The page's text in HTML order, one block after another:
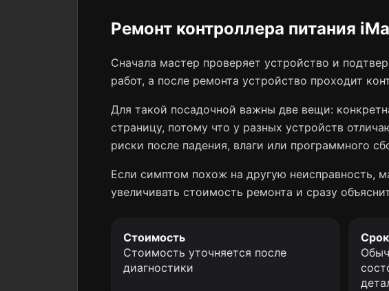
Ремонт контроллера питания
Сначала мастер проверяет устройство и
работ, а после ремонта устройство проходит
Для такой посадочной важны две вещи:
страницу, потому что у разных устройств
риски после падения, влаги или программного
Если симптом похож на другую неисправность,
увеличивать стоимость ремонта и сразу
Стоимость
Стоимость уточняется после
диагностики
Срок